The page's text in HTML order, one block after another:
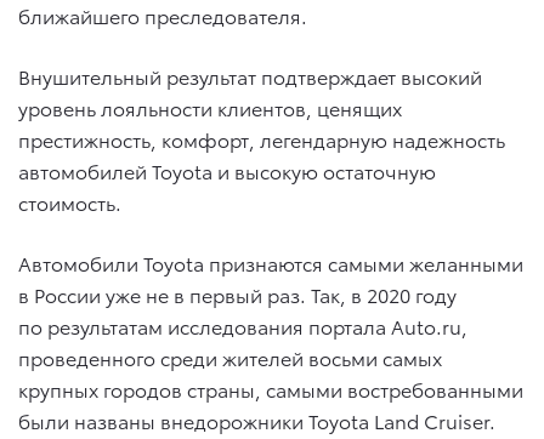
ближайшего преследователя.
Внушительный результат подтверждает высокий
уровень лояльности клиентов, ценящих
престижность, комфорт, легендарную надежность
автомобилей Toyota и высокую остаточную
стоимость.
Автомобили Toyota признаются самыми желанными
в России уже не в первый раз. Так, в 2020 году
по результатам исследования портала Auto.ru,
проведенного среди жителей восьми самых
крупных городов страны, самыми востребованными
были названы внедорожники Toyota Land Cruiser.